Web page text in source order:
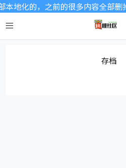
地化的，之前的很多内容全部
存档